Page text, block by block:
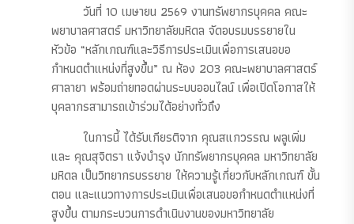
วันที่ 10 เมษายน 2569 งานทรัพยากรบุคคล คณะ
พยาบาลศาสตร์ มหาวิทยาลัยมหิดล จัดอบรมบรรยายใน
หัวข้อ “หลักเกณฑ์และวิธีการประเมินเพื่อการเสนอขอ
กำหนดตำแหน่งที่สูงขึ้น” ณ ห้อง 203 คณะพยาบาลศาสตร์
ศาลายา พร้อมถ่ายทอดผ่านระบบออนไลน์ เพื่อเปิดโอกาสให้
บุคลากรสามารถเข้าร่วมได้อย่างทั่วถึง
ในการนี้ ได้รับเกียรติจาก คุณสแกวรรณ พลูเพิ่ม
และ คุณสุจิตรา แจ้งบำรุง นักทรัพยากรบุคคล มหาวิทยาลัย
มหิดล เป็นวิทยากรบรรยาย ให้ความรู้เกี่ยวกับหลักเกณฑ์ ขั้น
ตอน และแนวทางการประเมินเพื่อเสนอขอกำหนดตำแหน่งที่
สูงขึ้น ตามกระบวนการดำเนินงานของมหาวิทยาลัย